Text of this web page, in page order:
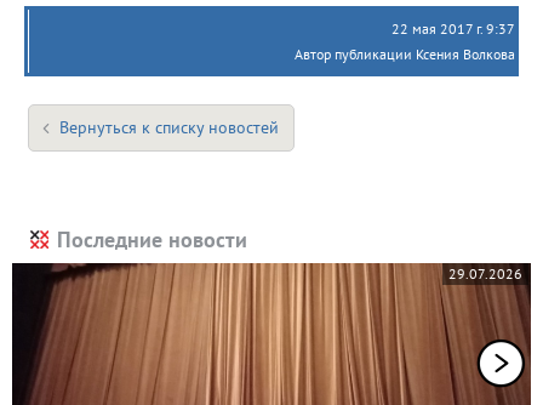
22 мая 2017 г. 9:37
Автор публикации Ксения Волкова
Вернуться к списку новостей
Последние новости
29.07.2026